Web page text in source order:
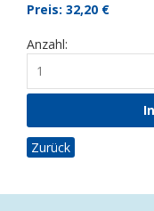
Preis: 32,20 €
Anzahl:
Zurück